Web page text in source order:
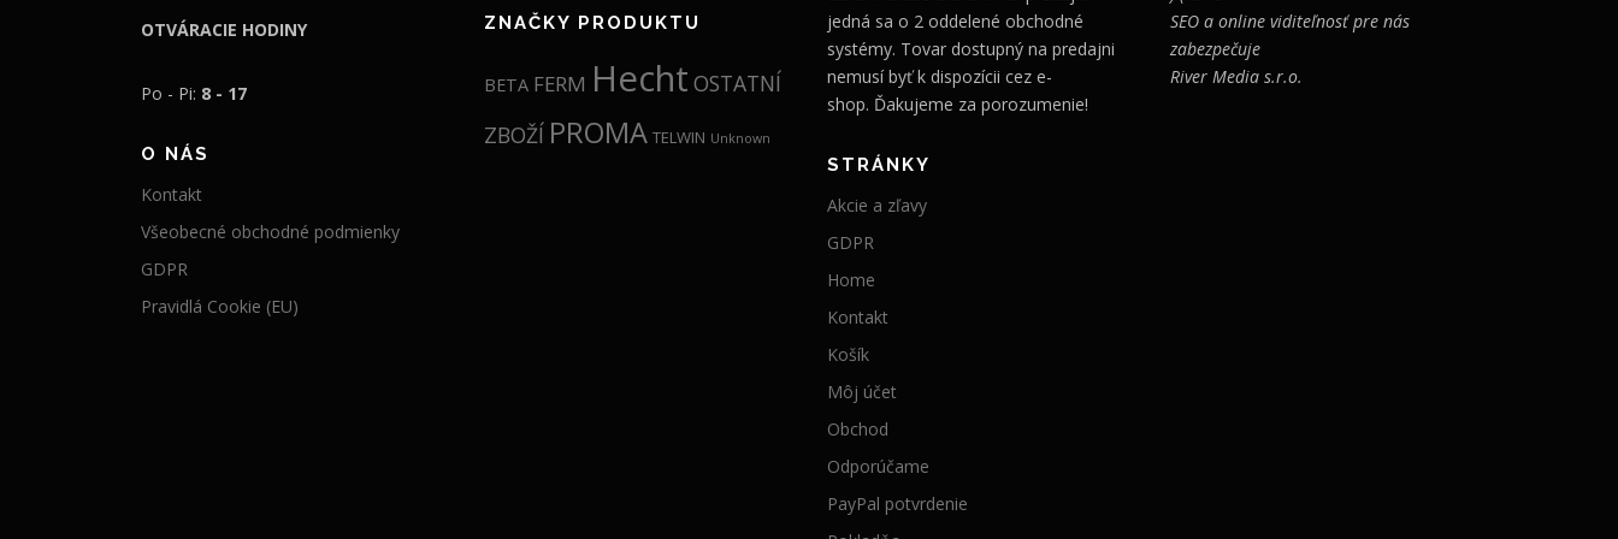
l
a
:
9
,
e
:
3
l
e
OTVÁRACIE HODINY
Po - Pi: 8 - 17
O NÁS
Kontakt
Všeobecné obchodné podmienky
GDPR
Pravidlá Cookie (EU)
ZNAČKY PRODUKTU
BETA FERM Hecht OSTATNÍ
ZBOŽÍ PROMA TELWIN Unknown
jedná sa o 2 oddelené obchodné
systémy. Tovar dostupný na predajni
nemusí byť k dispozícii cez e-
shop. Ďakujeme za porozumenie!
STRÁNKY
Akcie a zľavy
GDPR
Home
Kontakt
Košík
Môj účet
Obchod
Odporúčame
PayPal potvrdenie
SEO a online viditeľnosť pre nás
zabezpečuje
River Media s.r.o.